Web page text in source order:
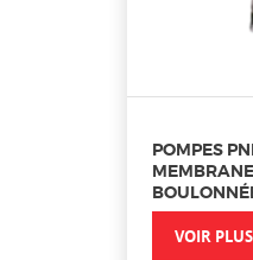
POMPES
VOIR PLUS